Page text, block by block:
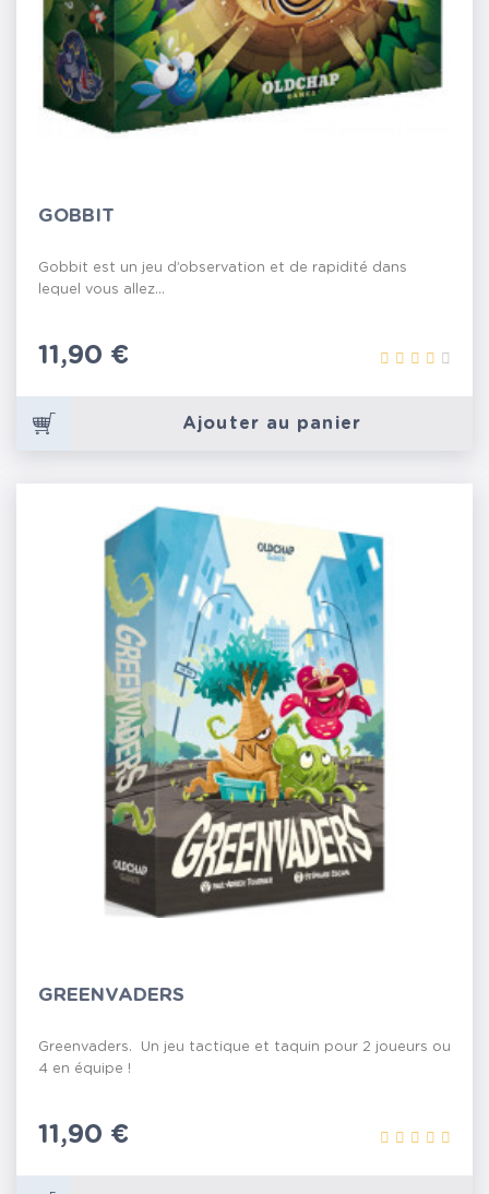
GOBBIT
Gobbit est un jeu d’observation et de rapidité dans
lequel vous allez...
Prix
11,90 €
Ajouter au panier
GREENVADERS
Greenvaders. Un jeu tactique et taquin pour 2 joueurs ou
4 en équipe !
Prix
11,90 €